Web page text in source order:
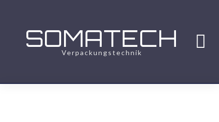
SOMATECH
Verpackungstechnik